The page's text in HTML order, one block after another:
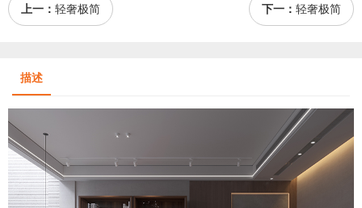
上一： 轻奢极简 下一： 轻奢极简
描述